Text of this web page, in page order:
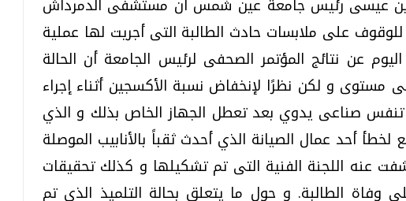
على ملابسات حادث الطالبة التى أجريت لها عملية
عن نتائج المؤتمر الصحفى لرئيس الجامعة أن الحالة
و لكن نظرًا لإنخفاض نسبة الأكسجين أثناء إجراء
تنفس صناعى يدوي بعد تعطل الجهاز الخاص بذلك و الذي
أحد عمال الصيانة الذي أحدث ثقباً بالأنابيب الموصلة
عنه اللجنة الفنية التى تم تشكيلها و كذلك تحقيقات
وفاة الطالبة. و حول ما يتعلق بحالة التلميذ الذي تم
دليلك للتنسيق الجامعي .. تساؤلات
وإجابات
السبت، 01 اغسطس 2026 10:25 ص
الرقمي.. تقنيات واعدة